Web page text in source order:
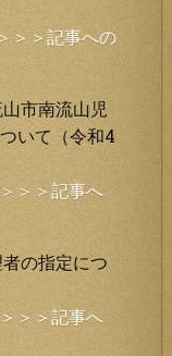
＞＞記事への
市南流山児
いて（令和4
＞＞記事へ
の指定につ
＞＞記事へ